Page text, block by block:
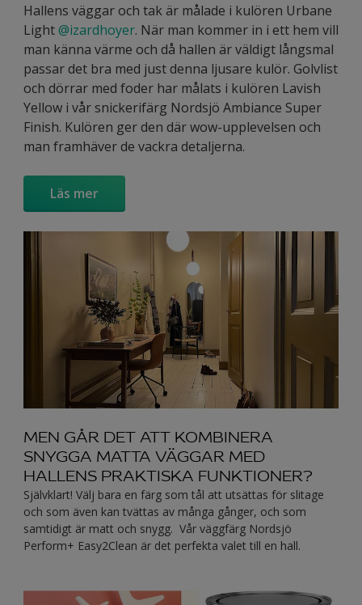
Hallens väggar och tak är målade i kulören Urbane
Light@izardhoyer. När man kommer in i ett hem vill
man känna värme och då hallen är väldigt långsmal
passar det bra med just denna ljusare kulör. Golvlist
och dörrar med foder har målats i kulören Lavish
Yellow i vår snickerifärg Nordsjö Ambiance Super
Finish. Kulören ger den där wow-upplevelsen och
man framhäver de vackra detaljerna.
Läs mer
MEN GÅR DET ATT KOMBINERA
SNYGGA MATTA VÄGGAR MED
HALLENS PRAKTISKA FUNKTIONER?
Självklart! Välj bara en färg som tål att utsättas för slitage
och som även kan tvättas av många gånger, och som
samtidigt är matt och snygg. Vår väggfärg Nordsjö
Perform+ Easy2Clean är det perfekta valet till en hall.